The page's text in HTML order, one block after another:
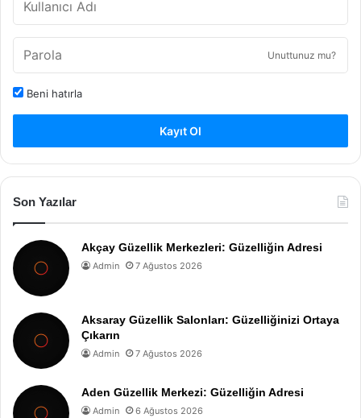
Unuttunuz mu?
Beni hatırla
Kayıt Ol
Son Yazılar
Akçay Güzellik Merkezleri: Güzelliğin Adresi
Admin 7 Ağustos 2026
Aksaray Güzellik Salonları: Güzelliğinizi Ortaya
Çıkarın
Admin 7 Ağustos 2026
Aden Güzellik Merkezi: Güzelliğin Adresi
Admin 6 Ağustos 2026